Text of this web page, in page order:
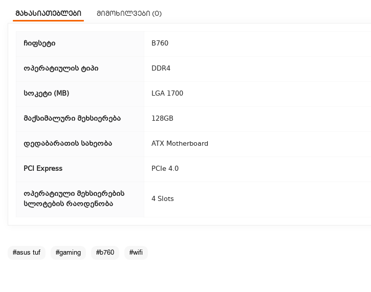
მახასიათებლები მიმოხილვები (0)
ჩიფსეტი B760
ოპერატიულის ტიპი DDR4
სოკეტი (MB) LGA 1700
მაქსიმალური მეხსიერება 128GB
დედაბარათის სახეობა ATX Motherboard
PCI Express PCIe 4.0
ოპერატიული მეხსიერების
სლოტების რაოდენობა
4 Slots
#asus tuf #gaming #b760 #wifi